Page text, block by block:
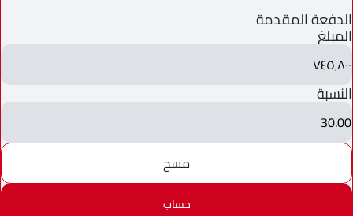
الدفعة المقدمة
المبلغ
٧٤٥٬٨٠٠
النسبة
30.00
مسح
حساب